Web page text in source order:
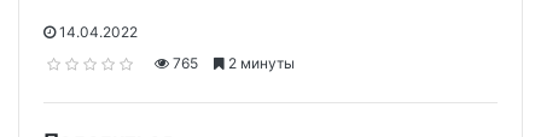
14.04.2022
765
2 минуты